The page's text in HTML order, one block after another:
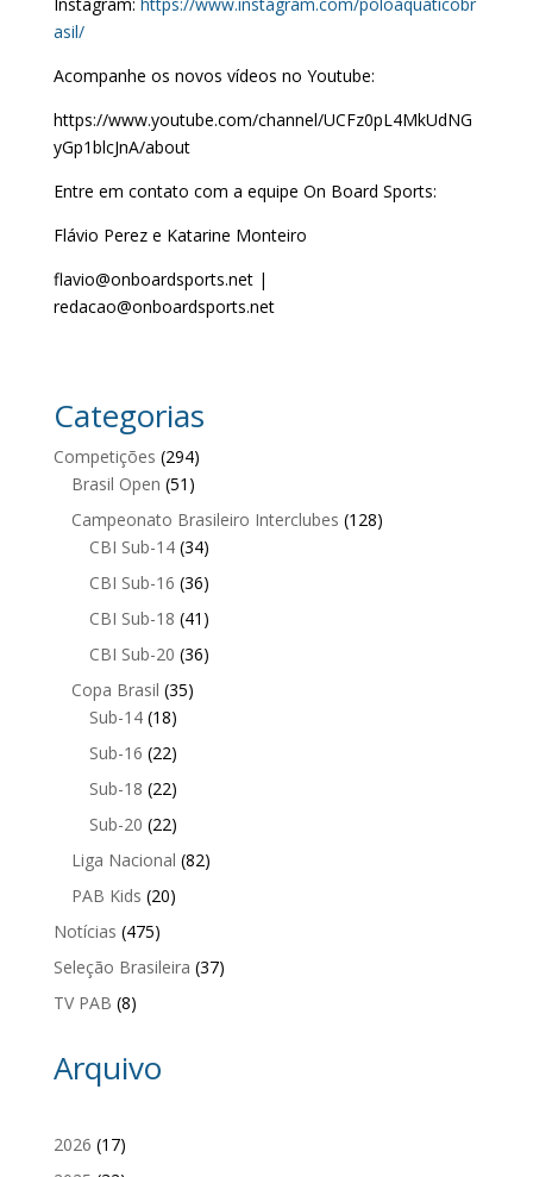
asil/
Acompanhe os novos vídeos no Youtube:
https://www.youtube.com/channel/UCFz0pL4MkUdNG
yGp1blcJnA/about
Entre em contato com a equipe On Board Sports:
Flávio Perez e Katarine Monteiro
flavio@onboardsports.net |
redacao@onboardsports.net
Categorias
Competições (294)
Brasil Open (51)
Campeonato Brasileiro Interclubes (128)
CBI Sub-14(34)
CBI Sub-16 (36)
CBI Sub-18 (41)
CBI Sub-20 (36)
Copa Brasil (35)
Sub-14(18)
Sub-16 (22)
Sub-18 (22)
Sub-20 (22)
Liga Nacional (82)
PAB Kids (20)
Notícias (475)
Seleção Brasileira (37)
TV PAB (8)
Arquivo
2026 (17)